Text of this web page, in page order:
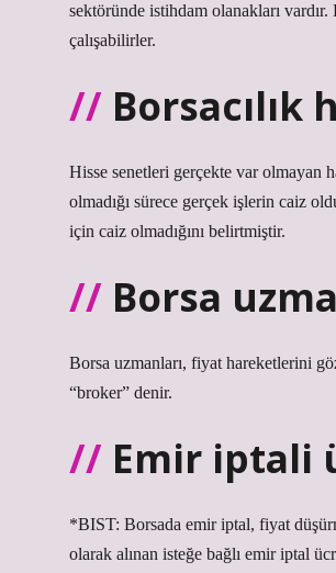
sektöründe istihdam olanakları
çalışabilirler.
Borsacılık
Hisse senetleri gerçekte var olmayan
olmadığı sürece gerçek işlerin caiz
için caiz olmadığını belirtmiştir.
Borsa
Borsa uzmanları, fiyat hareketlerini
“broker” denir.
Emir iptali
*BIST: Borsada emir iptal, fiyat
olarak alınan isteğe bağlı emir iptal